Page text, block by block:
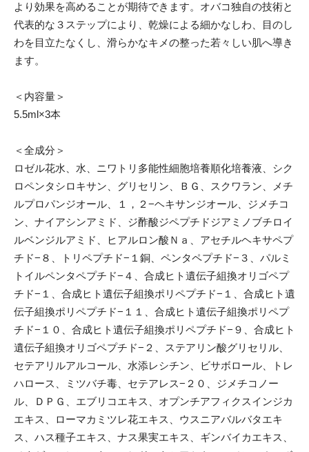
より効果を高めることが期待できます。オバコ独自の技術と
代表的な３ステップにより、乾燥による細かなしわ、目のし
わを目立たなくし、滑らかなキメの整った若々しい肌へ導き
ます。
＜内容量＞
5.5ml×3本
＜全成分＞
ロゼル花水、水、ニワトリ多能性細胞培養順化培養液、シク
ロペンタシロキサン、グリセリン、ＢＧ、スクワラン、メチ
ルプロパンジオール、１，２−ヘキサンジオール、ジメチコ
ン、ナイアシンアミド、ジ酢酸ジペプチドジアミノブチロイ
ルベンジルアミド、ヒアルロン酸Ｎａ、アセチルヘキサペプ
チド−８、トリペプチド−１銅、ペンタペプチド−３、パルミ
トイルペンタペプチド−４、合成ヒト遺伝子組換オリゴペプ
チド−１、合成ヒト遺伝子組換ポリペプチド−１、合成ヒト遺
伝子組換ポリペプチド−１１、合成ヒト遺伝子組換ポリペプ
チド−１０、合成ヒト遺伝子組換ポリペプチド−９、合成ヒト
遺伝子組換オリゴペプチド−２、ステアリン酸グリセリル、
セテアリルアルコール、水添レシチン、ビサボロール、トレ
ハロース、ミツバチ毒、セテアレス−２０、ジメチコノー
ル、ＤＰＧ、エブリコエキス、オプンチアフィクスインジカ
エキス、ローマカミツレ花エキス、ウスニアバルバタエキ
ス、ハス種子エキス、ナス果実エキス、ギンバイカエキス、